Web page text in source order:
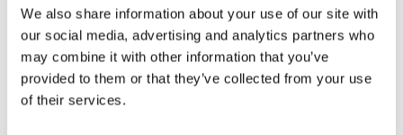
We also share information about your use of our site with
our social media, advertising and analytics partners who
may combine it with other information that you’ve
provided to them or that they’ve collected from your use
of their services.
saison, où il y aura plus d’interviews et de
surprises, en provenance d’autres parties du
monde … afin de continuer à construire, par le
dialogue, de nouvelles voies pour parvenir à
rejoindre un monde uni.